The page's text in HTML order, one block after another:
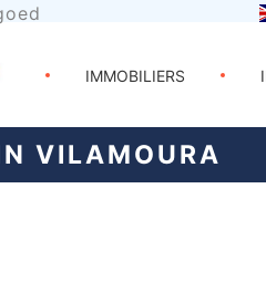
IMMOBILIERS
VILAMOURA